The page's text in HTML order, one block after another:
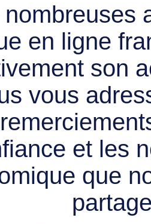
en ligne
son
vous
et les
que